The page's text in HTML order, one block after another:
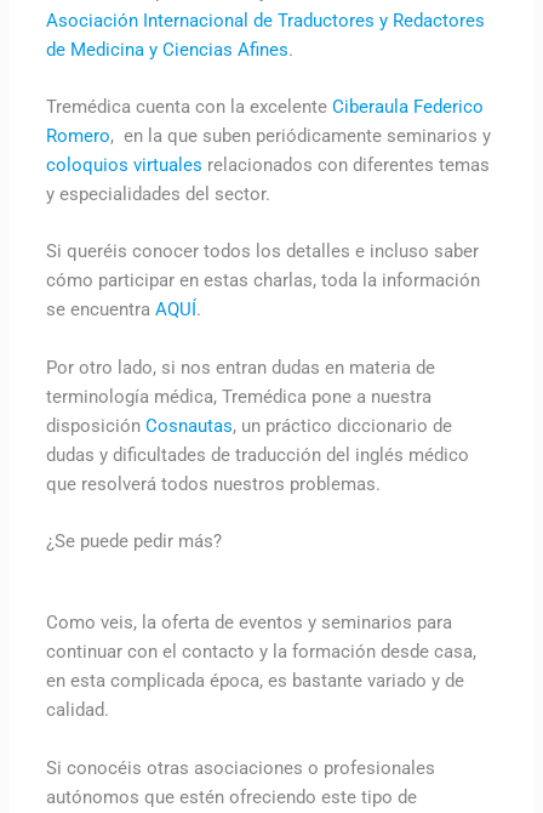
Asociación Internacional de Traductores y Redactores
de Medicina y Ciencias Afines.
Tremédica cuenta con la excelente Ciberaula Federico
Romero, en la que suben periódicamente seminarios y
coloquios virtuales relacionados con diferentes temas
y especialidades del sector.
Si queréis conocer todos los detalles e incluso saber
cómo participar en estas charlas, toda la información
se encuentra AQUÍ.
Por otro lado, si nos entran dudas en materia de
terminología médica, Tremédica pone a nuestra
disposición Cosnautas, un práctico diccionario de
dudas y dificultades de traducción del inglés médico
que resolverá todos nuestros problemas.
¿Se puede pedir más?
Como veis, la oferta de eventos y seminarios para
continuar con el contacto y la formación desde casa,
en esta complicada época, es bastante variado y de
calidad.
Si conocéis otras asociaciones o profesionales
autónomos que estén ofreciendo este tipo de